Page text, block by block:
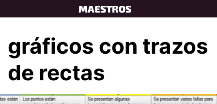
to
MAESTROS
gráficos con trazos
de rectas